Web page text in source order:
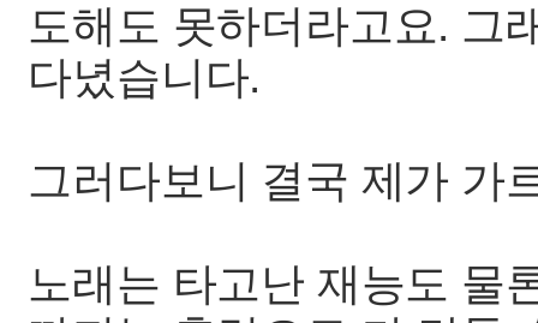
도해도 못하더라고요. 그
다녔습니다.
그러다보니 결국 제가 가
노래는 타고난 재능도 물